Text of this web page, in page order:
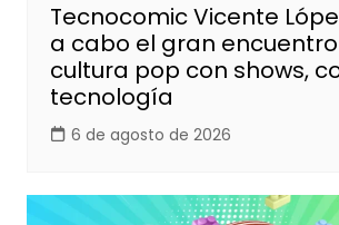
Tecnocomic Vicente
a cabo el gran
cultura pop con shows,
tecnología
6 de agosto de 2026